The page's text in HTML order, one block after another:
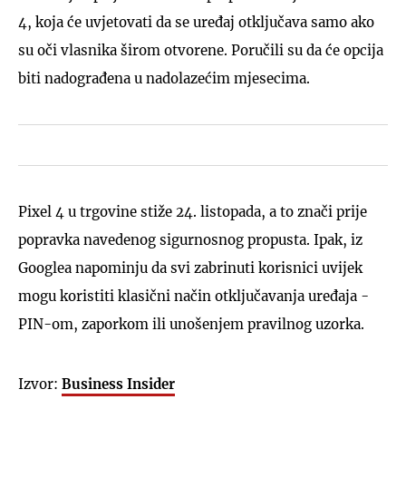
4, koja će uvjetovati da se uređaj otključava samo ako
su oči vlasnika širom otvorene. Poručili su da će opcija
biti nadograđena u nadolazećim mjesecima.
Pixel 4 u trgovine stiže 24. listopada, a to znači prije
popravka navedenog sigurnosnog propusta. Ipak, iz
Googlea napominju da svi zabrinuti korisnici uvijek
mogu koristiti klasični način otključavanja uređaja -
PIN-om, zaporkom ili unošenjem pravilnog uzorka.
Izvor: Business Insider